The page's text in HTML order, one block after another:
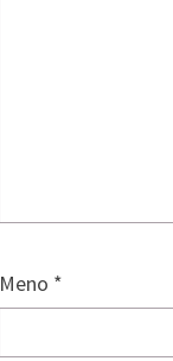
Meno *